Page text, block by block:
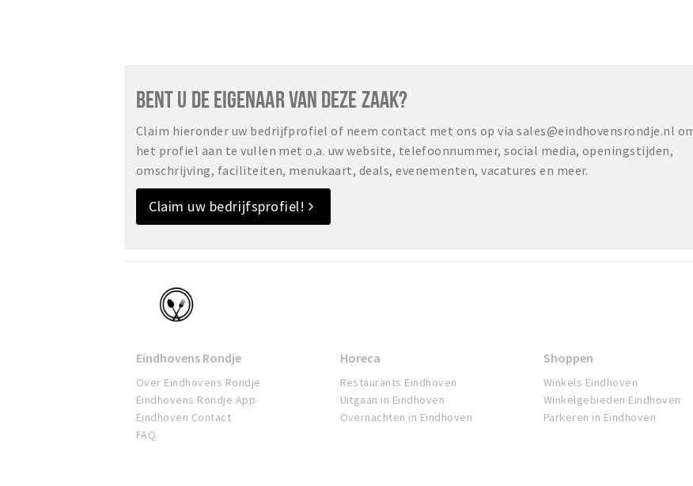
BENT U DE EIGENAAR VAN DEZE ZAAK?
Claim hieronder uw bedrijfprofiel of neem contact met ons op via sales@eindhovensrondje.nl
het profiel aan te vullen met o.a. uw website, telefoonnummer, social media, openingstijden,
omschrijving, faciliteiten, menukaart, deals, evenementen, vacatures en meer.
Claim uw bedrijfsprofiel!
Eindhoven
Eindhovens Rondje
Over Eindhovens Rondje
Eindhovens Rondje App
Eindhoven Contact
FAQ
Horeca
Restaurants Eindhoven
Uitgaan in Eindhoven
Overnachten in Eindhoven
Shoppen
Winkels Eindhoven
Winkelgebieden Eindhoven
Parkeren in Eindhoven